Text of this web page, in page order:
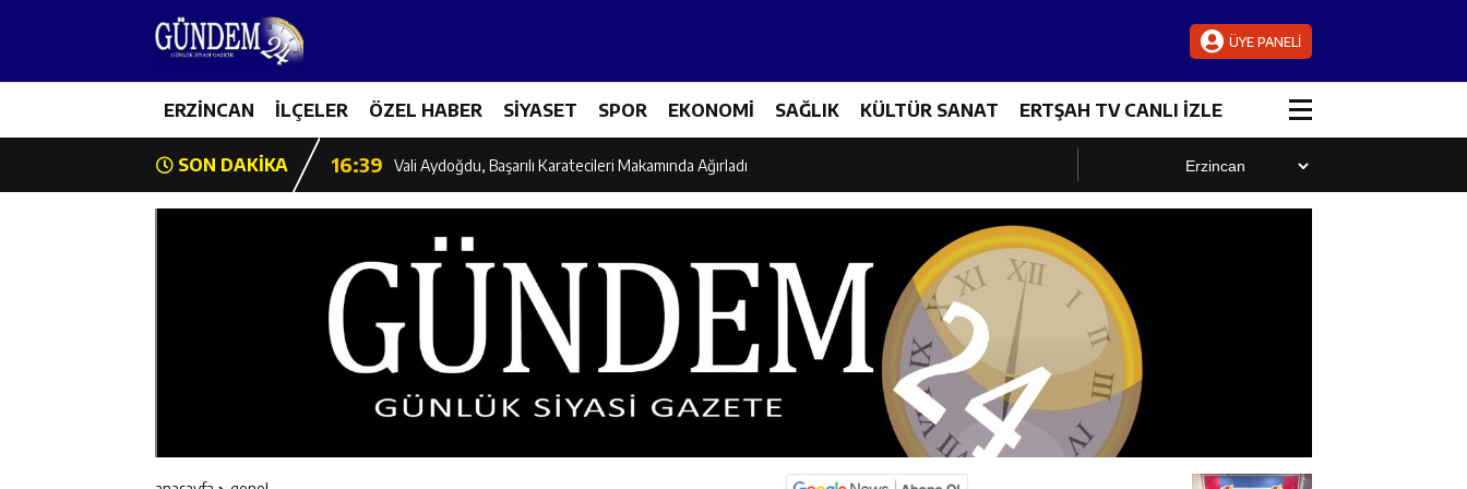
ÜYE PANELİ
ERZİNCAN İLÇELER ÖZEL HABER SİYASET SPOR EKONOMİ SAĞLIK KÜLTÜR SANAT ERTŞAH TV CANLI İZLE
SON DAKİKA
16:40 Mustafa Sarıgül’den “Parti Değiştirdi” İddialarına Yanıt
16:39 Vali Aydoğdu, Başarılı Karatecileri Makamında Ağırladı
11:42 Erzincan’da Kadına Yönelik Şiddetle Mücadele İçin Kurumlar Bir Araya Geldi
11:41 Hafızlık Sadece Ezber Değil, Kur’an’ın Anlamıyla Yaşamaktır
HSK Başkanvekili Fuzuli Aydoğdu’dan Erzincan Valisi Hamza Aydoğdu’ya Ziyaret